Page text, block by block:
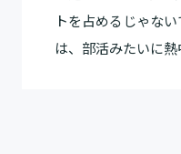
トを占めるじゃな
は、部活みたいに熱